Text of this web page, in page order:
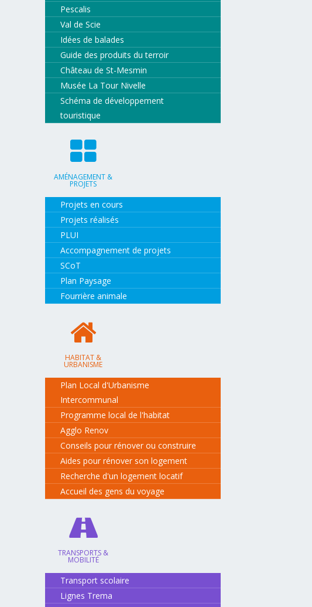
Pescalis
Val de Scie
Idées de balades
Guide des produits du terroir
Château de St-Mesmin
Musée La Tour Nivelle
Schéma de développement
touristique
AMÉNAGEMENT &
PROJETS
Projets en cours
Projets réalisés
PLUI
Accompagnement de projets
SCoT
Plan Paysage
Fourrière animale
HABITAT &
URBANISME
Plan Local d'Urbanisme
Intercommunal
Programme local de l'habitat
Agglo Renov
Conseils pour rénover ou construire
Aides pour rénover son logement
Recherche d'un logement locatif
Accueil des gens du voyage
TRANSPORTS &
MOBILITÉ
Transport scolaire
Lignes Trema